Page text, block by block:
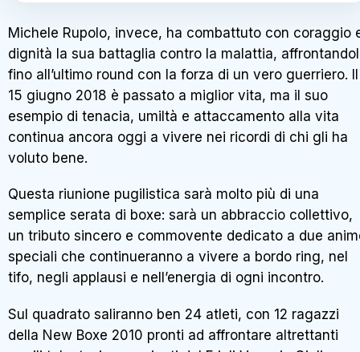
Michele Rupolo, invece, ha combattuto con coraggio
dignità la sua battaglia contro la malattia,
fino all’ultimo round con la forza di un vero guerriero. Il
15 giugno 2018 è passato a miglior vita, ma il suo
esempio di tenacia, umiltà e attaccamento alla vita
continua ancora oggi a vivere nei ricordi di chi gli ha
voluto bene.
Questa riunione pugilistica sarà molto più di una
semplice serata di boxe: sarà un abbraccio collettivo,
un tributo sincero e commovente dedicato a due
speciali che continueranno a vivere a bordo ring, nel
tifo, negli applausi e nell’energia di ogni incontro.
Sul quadrato saliranno ben 24 atleti, con 12 ragazzi
della New Boxe 2010 pronti ad affrontare altrettanti